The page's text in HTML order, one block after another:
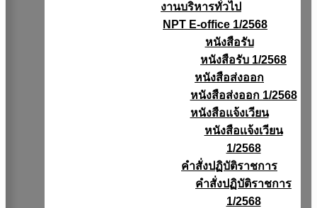
งานบริหารทั่วไป
NPT E-office 1/2568
หนังสือรับ
หนังสือรับ 1/2568
หนังสือส่งออก
หนังสือส่งออก 1/2568
หนังสือแจ้งเวียน
หนังสือเเจ้งเวียน
1/2568
คำสั่งปฏิบัติราชการ
คำสั่งปฏิบัติราชการ
1/2568